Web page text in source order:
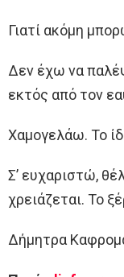
Γιατί ακόμη
Δεν έχω να
εκτός από τον
Χαμογελάω. Το
Σ’ ευχαριστώ,
χρειάζεται. Το
Δήμητρα